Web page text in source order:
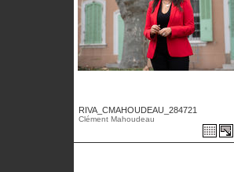
RIVA_CMAHOUDEAU_284721
Clément Mahoudeau